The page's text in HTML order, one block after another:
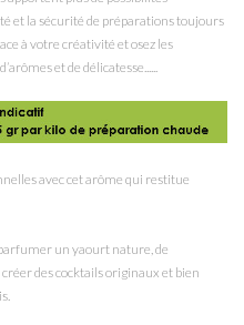
et la sécurité de préparations toujours
à votre créativité et osez les
et de délicatesse......
avec cet arôme qui restitue
un yaourt nature, de
des cocktails originaux et bien